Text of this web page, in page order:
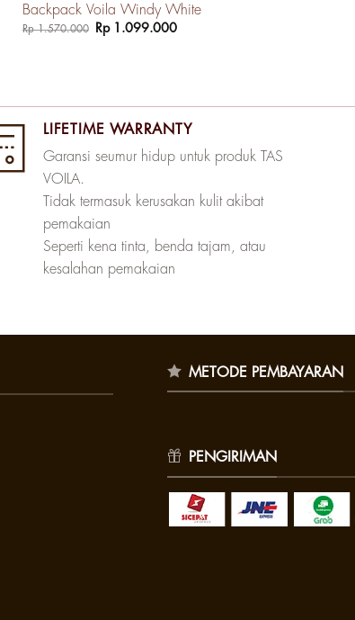
Backpack Voila Windy White
Rp1.570.000
Harga
aslinya
Rp1.099.000Harga
LIFETIME WARRANTY
Garansi seumur hidup untuk produk TAS
VOILA.
Tidak termasuk kerusakan kulit akibat
pemakaian
Seperti kena tinta, benda tajam, atau
kesalahan pemakaian
METODE PEMBAYARAN
PENGIRIMAN